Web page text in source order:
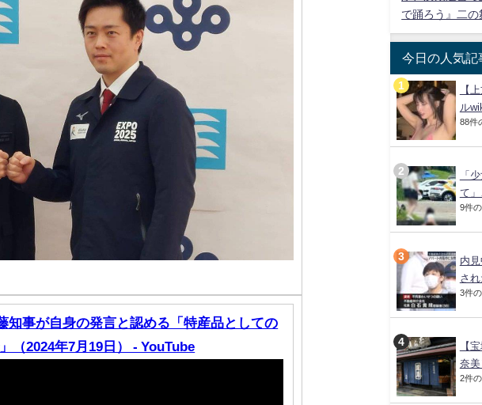
知事が自身の発言と認める「特産品としての
（2024年7月19日） - YouTube
で踊ろう』二の
今日の人気記
【
ル
88件
「
て
9件
内
され
3件
【
奈美
2件